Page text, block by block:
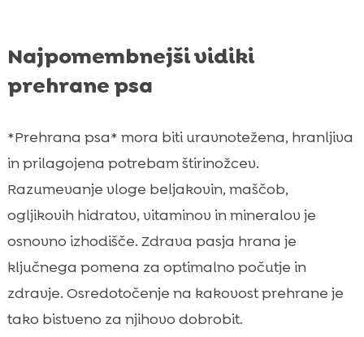
Najpomembnejši vidiki
prehrane psa
*Prehrana psa* mora biti uravnotežena, hranljiva
in prilagojena potrebam štirinožcev.
Razumevanje vloge beljakovin, maščob,
ogljikovih hidratov, vitaminov in mineralov je
osnovno izhodišče. Zdrava pasja hrana je
ključnega pomena za optimalno počutje in
zdravje. Osredotočenje na kakovost prehrane je
tako bistveno za njihovo dobrobit.